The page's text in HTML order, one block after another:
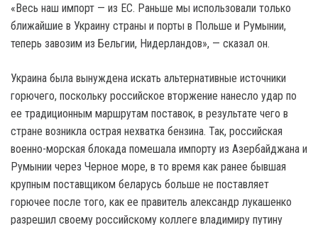
«Весь наш импорт — из ЕС. Раньше мы использовали только
ближайшие в Украину страны и порты в Польше и Румынии,
теперь завозим из Бельгии, Нидерландов», — сказал он.
Украина была вынуждена искать альтернативные источники
горючего, поскольку российское вторжение нанесло удар по
ее традиционным маршрутам поставок, в результате чего в
стране возникла острая нехватка бензина. Так, российская
военно-морская блокада помешала импорту из Азербайджана и
Румынии через Черное море, в то время как ранее бывшая
крупным поставщиком беларусь больше не поставляет
горючее после того, как ее правитель александр лукашенко
разрешил своему российскому коллеге владимиру путину